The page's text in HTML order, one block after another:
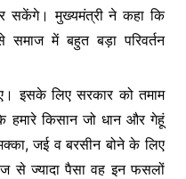
सकेंगे। मुख्यमंत्री ने कहा कि
समाज में बहुत बड़ा परिवर्तन
इसके लिए सरकार को तमाम
हमारे किसान जो धान और गेहूं
जई व बरसीन बोने के लिए
से ज्यादा पैसा वह इन फसलों